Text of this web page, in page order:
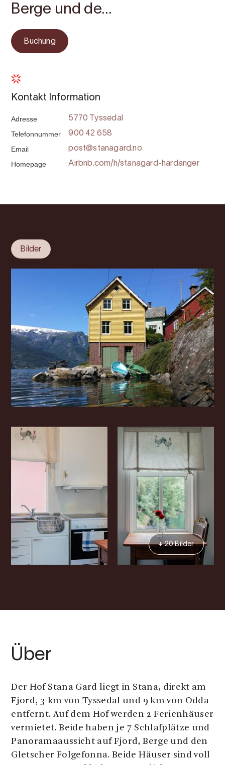
Berge und de...
Buchung
Kontakt Information
Adresse 5770 Tyssedal
Telefonnummer 900 42 658
Email post@stanagard.no
Homepage Airbnb.com/h/stanagard-hardanger
Bilder
+ 20 Bilder
Über
Der Hof Stana Gard liegt in Stana, direkt am
Fjord, 3 km von Tyssedal und 9 km von Odda
entfernt. Auf dem Hof werden 2 Ferienhäuser
vermietet. Beide haben je 7 Schlafplätze und
Panoramaaussicht auf Fjord, Berge und den
Gletscher Folgefonna. Beide Häuser sind voll